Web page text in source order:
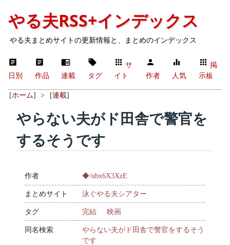
やる夫RSS+インデックス
やる夫まとめサイトの更新情報と、まとめのインデックス
日別 作品 連載 タグ
サ
イト
作者 人気
掲
示板
[ホーム] > [連載]
やらない夫がド田舎で警官を
するそうです
作者 ◆/ubx6X3XzE
まとめサイト 泳ぐやる夫シアター
タグ 完結 映画
同名検索
やらない夫がド田舎で警官をするそう
です